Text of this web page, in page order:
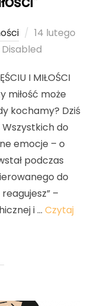
Posted
on
14 lutego
I MIŁOŚCI
miłość może
kochamy? Dziś
do
emocje – o
podczas
do
–
i … Czytaj